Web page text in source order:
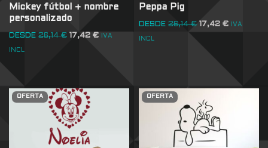
Mickey fútbol + nombre
personalizado
DESDE 26,14€ 17,42 € IVA
INCL
Peppa Pig
DESDE 26,14€ 17,42€ IVA
INCL
OFERTA OFERTA